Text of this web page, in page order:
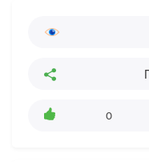
0